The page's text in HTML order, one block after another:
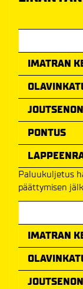
IMATRAN
PONTUS
Paluukuljetus
päättymisen
IMATRAN